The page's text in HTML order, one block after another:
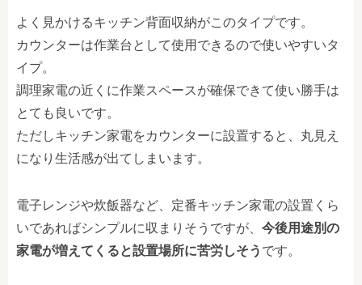
よく見かけるキッチン背面収納がこのタイプです。
カウンターは作業台として使用できるので使いやすいタ
イプ。
調理家電の近くに作業スペースが確保できて使い勝手は
とても良いです。
ただしキッチン家電をカウンターに設置すると、丸見え
になり生活感が出てしまいます。
電子レンジや炊飯器など、定番キッチン家電の設置くら
いであればシンプルに収まりそうですが、 今後用途別の
家電が増えてくると設置場所に苦労しそう です。